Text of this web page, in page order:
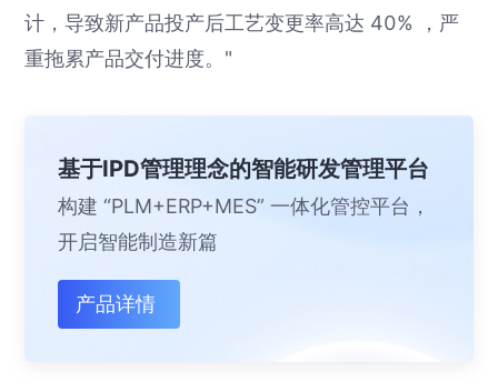
计，导致新产品投产后工艺变更率高达 40% ，严
重拖累产品交付进度。"
基于IPD管理理念的智能研发管理平台
构建 “PLM+ERP+MES” 一体化管控平台，
开启智能制造新篇
产品详情